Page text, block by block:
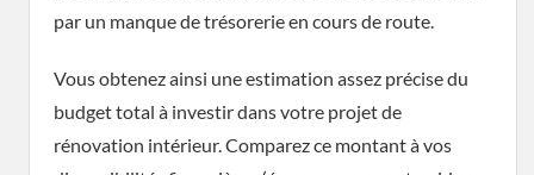
par un manque de trésorerie en cours de route.
Vous obtenez ainsi une estimation assez précise du
budget total à investir dans votre projet de
rénovation intérieur. Comparez ce montant à vos